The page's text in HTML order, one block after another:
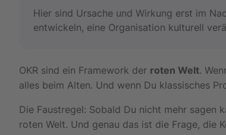
Hier sind Ursache und Wirkung erst im
entwickeln, eine Organisation kulturell
OKR sind ein Framework der roten Welt.
alles beim Alten. Und wenn Du klassisches
Die Faustregel: Sobald Du nicht mehr sagen
roten Welt. Und genau das ist die Frage, die